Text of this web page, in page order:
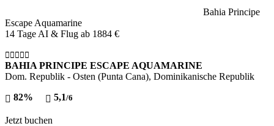
Bahia Principe
Escape Aquamarine
14 Tage AI & Flug ab 1884 €
BAHIA PRINCIPE ESCAPE AQUAMARINE
Dom. Republik - Osten (Punta Cana), Dominikanische Republik
82%
5,1/6
Jetzt buchen